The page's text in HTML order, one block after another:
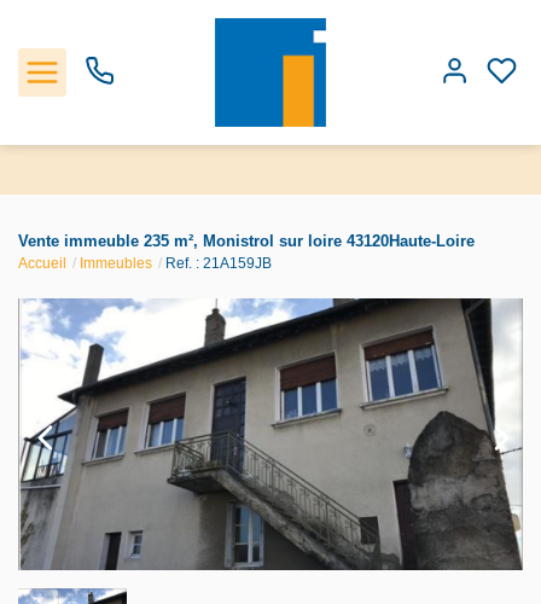
Les biens
Estimation
Notre Agence
Vente immeuble 235 m², Monistrol sur loire 43120Haute-Loire
Accueil Immeubles Ref. : 21A159JB